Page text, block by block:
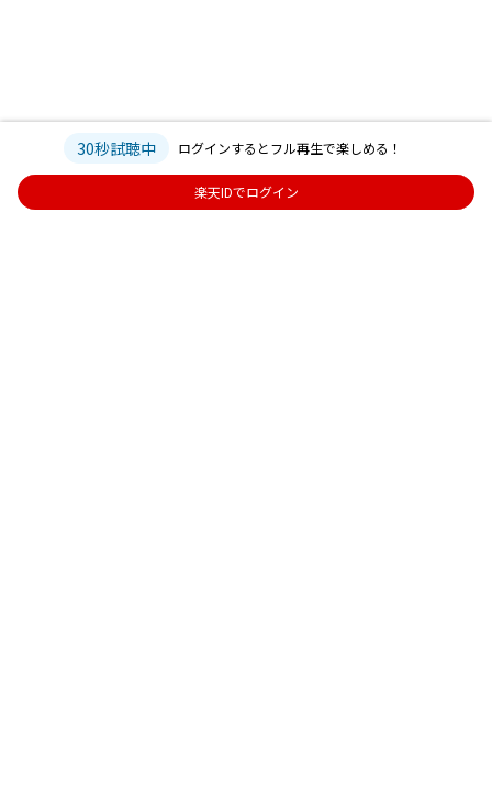
30秒試聴中 ログインするとフル再生で楽しめる！
楽天IDでログイン